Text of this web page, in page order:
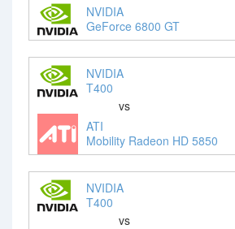
NVIDIA
GeForce 6800 GT
NVIDIA
T400
vs
ATI
Mobility Radeon HD 5850
NVIDIA
T400
vs